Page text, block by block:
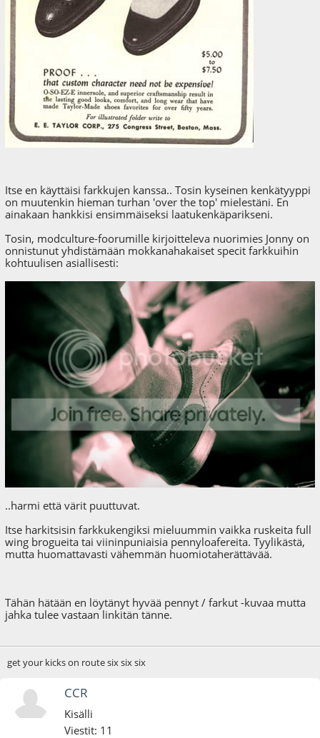
Itse en käyttäisi farkkujen kanssa.. Tosin kyseinen kenkätyyppi
on muutenkin hieman turhan 'over the top' mielestäni. En
ainakaan hankkisi ensimmäiseksi laatukenkäparikseni.
Tosin, modculture-foorumille kirjoitteleva nuorimies Jonny on
onnistunut yhdistämään mokkanahakaiset specit farkkuihin
kohtuulisen asiallisesti:
..harmi että värit puuttuvat.
Itse harkitsisin farkkukengiksi mieluummin vaikka ruskeita full
wing brogueita tai viininpuniaisia pennyloafereita. Tyylikästä,
mutta huomattavasti vähemmän huomiotaherättävää.
Tähän hätään en löytänyt hyvää pennyt / farkut -kuvaa mutta
jahka tulee vastaan linkitän tänne.
get your kicks on route six six six
CCR
Kisälli
Viestit: 11